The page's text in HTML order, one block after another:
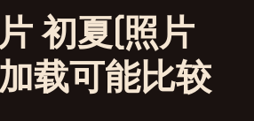
初夏(照片
载可能比较